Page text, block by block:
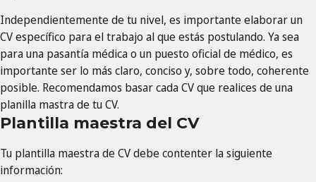
Independientemente de tu nivel, es importante elaborar un
CV específico para el trabajo al que estás postulando. Ya sea
para una pasantía médica o un puesto oficial de médico, es
importante ser lo más claro, conciso y, sobre todo, coherente
posible. Recomendamos basar cada CV que realices de una
planilla mastra de tu CV.
Plantilla maestra del CV
Tu plantilla maestra de CV debe contenter la siguiente
información: